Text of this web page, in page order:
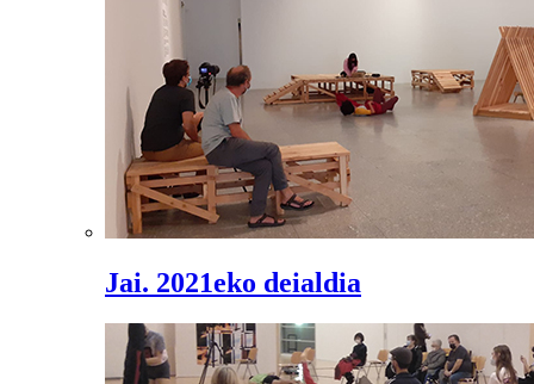
Jai. 2021eko deialdia